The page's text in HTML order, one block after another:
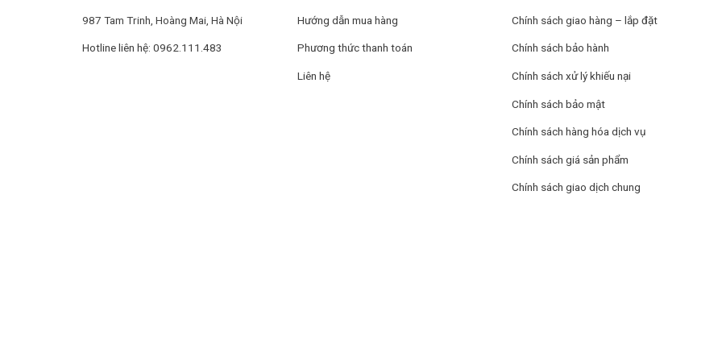
Thêm đồ giặt dễ dàng
Dễ dàng cho thêm quần áo vào máy ngay cả khi đang trong quá trình giặt, không còn nỗi lo bỏ sót quần áo bẩn bên ngoài.
Sự linh hoạt này giúp tối ưu hóa hiệu quả giặt, tiết kiệm thời gian và năng lượng, đồng thời bảo vệ chất liệu vải.
987 Tam Trinh, Hoàng Mai, Hà Nội
Hotline liên hệ: 0962.111.483
Hướng dẫn mua hàng
Phương thức thanh toán
Liên hệ
Chính sách giao hàng – lắp đặt
Chính sách bảo hành
Chính sách xử lý khiếu nại
Chính sách bảo mật
Chính sách hàng hóa dịch vụ
Chính sách giá sản phẩm
Chính sách giao dịch chung